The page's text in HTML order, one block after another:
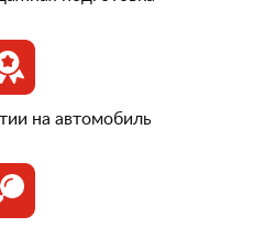
на автомобиль